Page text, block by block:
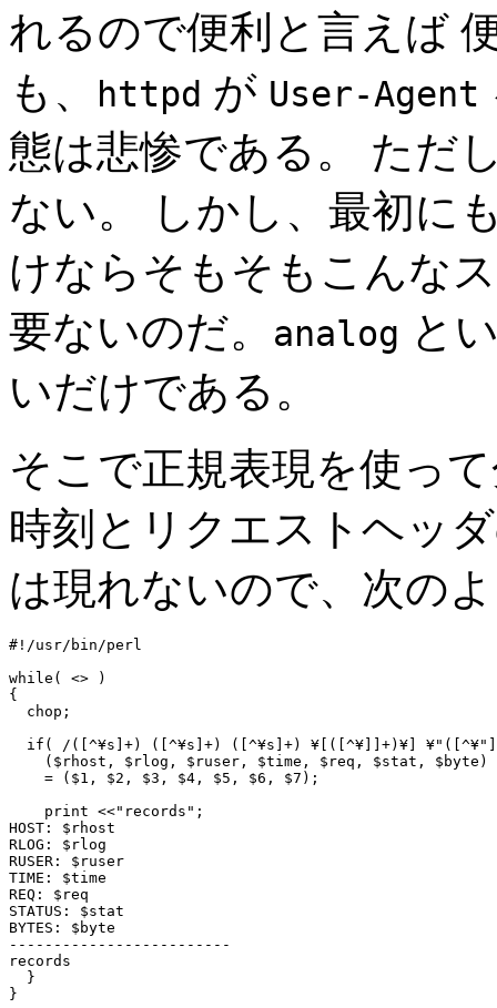
れるので便利と言えば
も、
httpd が User-Agent
態は悲惨である。 ただ
ない。 しかし、最初に
けならそもそもこんな
要ないのだ。
analog と
いだけである。
そこで正規表現を使っ
時刻とリクエストヘッ
は現れないので、次の
#!/usr/bin/perl
while( <> )
{
  chop;
if( /([^¥s]+) ([^¥s]+) ([^¥s]+) ¥[([^¥]]+)¥]
    ($rhost, $rlog, $ruser, $time, $req, $stat, $byte)
    = ($1, $2, $3, $4, $5, $6, $7);
    print <<"records";
HOST: $rhost
RLOG: $rlog
RUSER: $ruser
TIME: $time
REQ: $req
STATUS: $stat
BYTES: $byte
-------------------------
records
  }